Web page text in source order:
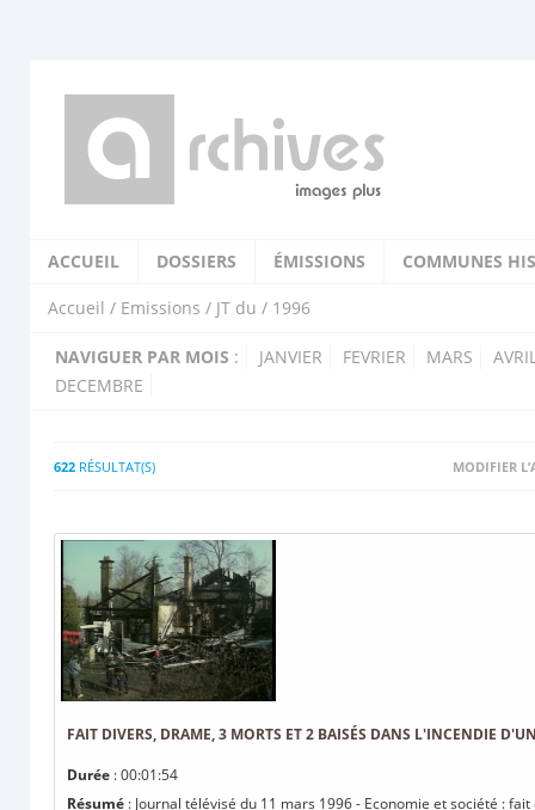
ACCUEIL DOSSIERS ÉMISSIONS COMMUNES
Accueil / Emissions / JT du / 1996
NAVIGUER PAR MOIS : JANVIER FEVRIER MARS
DECEMBRE
622 RÉSULTAT(S) MODIFIER
FAIT DIVERS, DRAME, 3 MORTS ET 2 BAISÉS DANS L'INCENDIE
Durée : 00:01:54
Résumé : Journal télévisé du 11 mars 1996 - Economie et société :